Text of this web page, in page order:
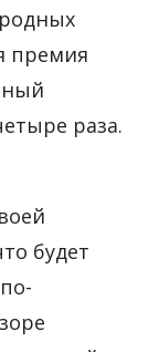
премия
раза.
будет